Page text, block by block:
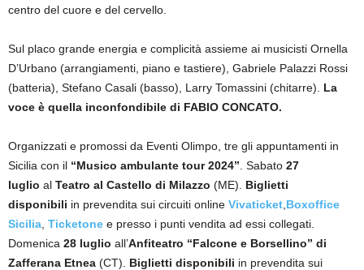
centro del cuore e del cervello.
Sul placo grande energia e complicità assieme ai musicisti Ornella
D’Urbano (arrangiamenti, piano e tastiere), Gabriele Palazzi Rossi
(batteria), Stefano Casali (basso), Larry Tomassini (chitarre). La
voce è quella inconfondibile di FABIO CONCATO.
Organizzati e promossi da Eventi Olimpo, tre gli appuntamenti in
Sicilia con il “Musico ambulante tour 2024” . Sabato 27
luglio al Teatro al Castello di Milazzo (ME). Biglietti
disponibili in prevendita sui circuiti online Vivaticket Boxoffice
Sicilia Ticketone e presso i punti vendita ad essi collegati.
Domenica 28 luglio all’Anfiteatro “Falcone e Borsellino” di
Zafferana Etnea (CT). Biglietti disponibili in prevendita sui